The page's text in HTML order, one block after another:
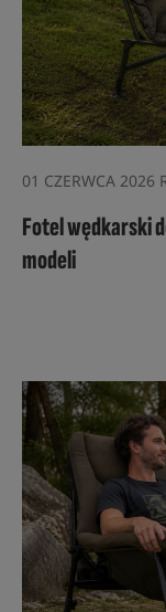
01 CZERWCA 2026
Fotel wędkarski
modeli